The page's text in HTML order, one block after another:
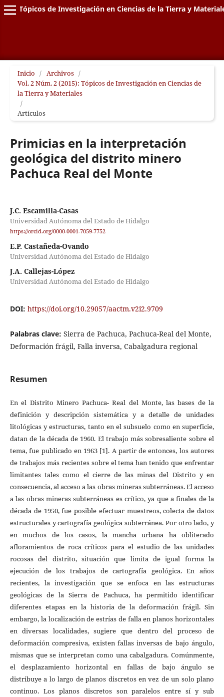
Tópicos de Investigación en Ciencias de la Tierra y
Inicio / Archivos /
Vol. 2 Núm. 2 (2015): Tópicos de Investigación en Ciencias de
la Tierra y Materiales
/
Artículos
Primicias en la interpretación
geológica del distrito minero
Pachuca Real del Monte
J.C. Escamilla-Casas
Universidad Autónoma del Estado de Hidalgo
https://orcid.org/0000-0001-7059-7752
E.P. Castañeda-Ovando
Universidad Autónoma del Estado de Hidalgo
J.A. Callejas-López
Universidad Autónoma del Estado de Hidalgo
DOI: https://doi.org/10.29057/aactm.v2i2.9709
Palabras clave: Sierra de Pachuca, Pachuca-Real del Monte,
Deformación frágil, Falla inversa, Cabalgadura regional
Resumen
En el Distrito Minero Pachuca- Real del Monte, las bases de la
definición y descripción sistemática y a detalle de unidades
litológicas y estructuras, tanto en el subsuelo como en superficie,
datan de la década de 1960. El trabajo más sobresaliente sobre el
tema, fue publicado en 1963 [1]. A partir de entonces, los autores
de trabajos más recientes sobre el tema han tenido que enfrentar
limitantes tales como el cierre de las minas del Distrito y en
consecuencia, al acceso a las obras mineras subterráneas. El acceso
a las obras mineras subterráneas es crítico, ya que a finales de la
década de 1950, fue posible efectuar muestreos, colecta de datos
estructurales y cartografía geológica subterránea. Por otro lado, y
en muchos de los casos, la mancha urbana ha obliterado
afloramientos de roca críticos para el estudio de las unidades
rocosas del distrito, situación que limita de igual forma la
ejecución de los trabajos de cartografía geológica. En años
recientes, la investigación que se enfoca en las estructuras
geológicas de la Sierra de Pachuca, ha permitido identificar
diferentes etapas en la historia de la deformación frágil. Sin
embargo, la localización de estrías de falla en planos horizontales
en diversas localidades, sugiere que dentro del proceso de
deformación compresiva, existen fallas inversas de bajo ángulo,
mismas que se interpretan como una cabalgadura. Comúnmente,
el desplazamiento horizontal en fallas de bajo ángulo se
distribuye a lo largo de planos discretos en vez de un solo plano
continuo. Los planos discretos son paralelos entre sí y sub